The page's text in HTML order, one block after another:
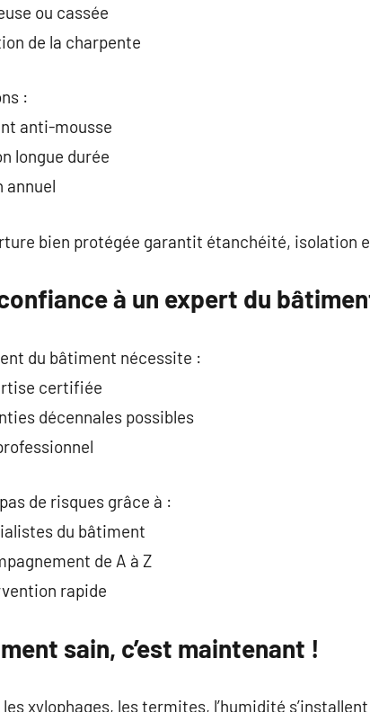
ou cassée
de la charpente
:
anti-mousse
longue durée
annuel
bien protégée garantit étanchéité, isolation
à un expert du
du bâtiment nécessite :
certifiée
décennales possibles
de risques grâce à :
du bâtiment
de A à Z
rapide
sain, c’est maintenant !
xylophages, les termites, l’humidité